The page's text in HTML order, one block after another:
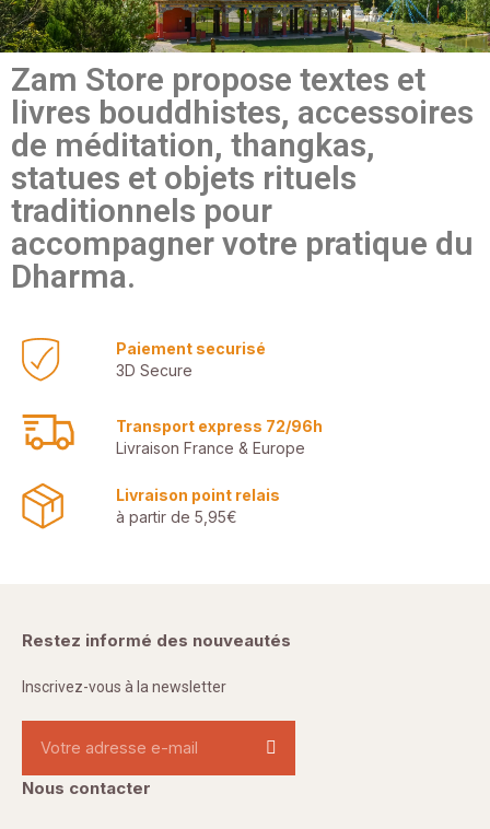
Zam Store propose textes et
livres bouddhistes, accessoires
de méditation, thangkas,
statues et objets rituels
traditionnels pour
accompagner votre pratique du
Dharma.
Paiement securisé
3D Secure
Transport express 72/96h
Livraison France & Europe
Livraison point relais
à partir de 5,95€
Restez informé des nouveautés
Inscrivez-vous à la newsletter
Nous contacter